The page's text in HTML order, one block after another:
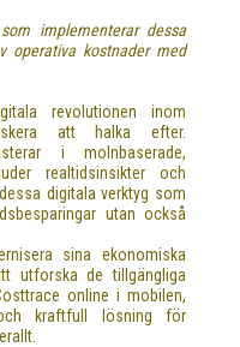
implementerar dessa
operativa kostnader med
revolutionen inom
att halka efter.
i molnbaserade,
realtidsinsikter och
digitala verktyg som
utan också
sina ekonomiska
utforska de tillgängliga
online i mobilen,
kraftfull lösning för